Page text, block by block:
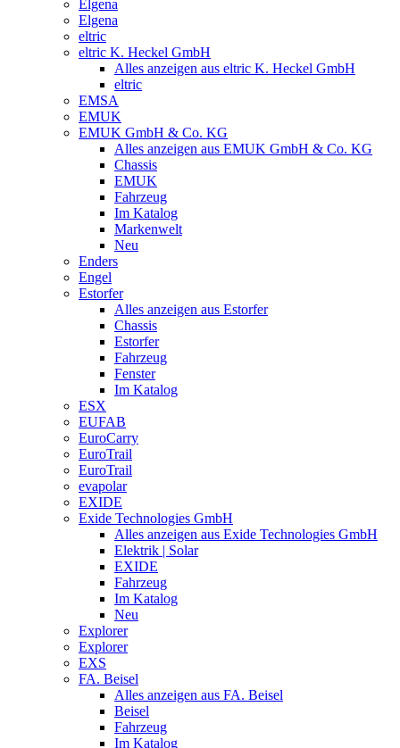
Elgena
Elgena
eltric
eltric K. Heckel GmbH
Alles anzeigen aus eltric K. Heckel GmbH
eltric
EMSA
EMUK
EMUK GmbH & Co. KG
Alles anzeigen aus EMUK GmbH & Co. KG
Chassis
EMUK
Fahrzeug
Im Katalog
Markenwelt
Neu
Enders
Engel
Estorfer
Alles anzeigen aus Estorfer
Chassis
Estorfer
Fahrzeug
Fenster
Im Katalog
ESX
EUFAB
EuroCarry
EuroTrail
EuroTrail
evapolar
EXIDE
Exide Technologies GmbH
Alles anzeigen aus Exide Technologies GmbH
Elektrik | Solar
EXIDE
Fahrzeug
Im Katalog
Neu
Explorer
Explorer
EXS
FA. Beisel
Alles anzeigen aus FA. Beisel
Beisel
Fahrzeug
Im Katalog